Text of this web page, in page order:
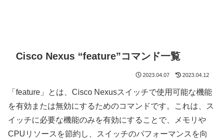
Cisco Nexus “feature”コマンド一覧
2023.04.07 2023.04.12
「feature」とは、Cisco Nexusスイッチで使用可能な機能
を有効または無効にするためのコマンドです。これは、ス
イッチに必要な機能のみを有効にすることで、メモリや
CPUリソースを節約し、スイッチのパフォーマンスを向